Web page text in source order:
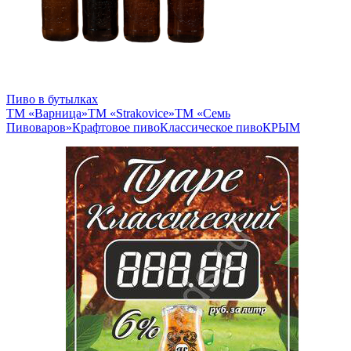
Пиво в бутылках
ТМ «Варница»ТМ «Strakovice»ТМ «Семь
Пивоваров»Крафтовое пивоКлассическое пивоКРЫМ